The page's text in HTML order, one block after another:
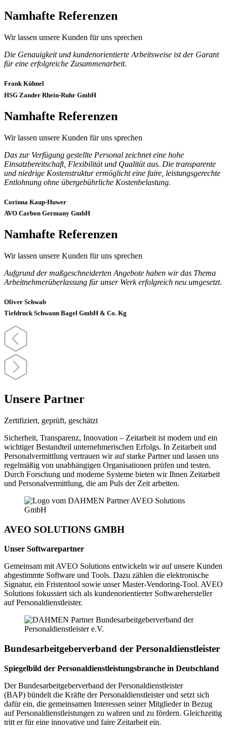
Namhafte Referenzen
Wir lassen unsere Kunden für uns sprechen
Die Genauigkeit und kundenorientierte Arbeitsweise ist der Garant
für eine erfolgreiche Zusammenarbeit.
Frank Kühnel
HSG Zander Rhein-Ruhr GmbH
Namhafte Referenzen
Wir lassen unsere Kunden für uns sprechen
Das zur Verfügung gestellte Personal zeichnet eine hohe
Einsatzbereitschaft, Flexibilität und Qualität aus. Die transparente
und niedrige Kostenstruktur ermöglicht eine faire, leistungsgerechte
Entlohnung ohne übergebührliche Kostenbelastung.
Corinna Kaup-Huwer
AVO Carbon Germany GmbH
Namhafte Referenzen
Wir lassen unsere Kunden für uns sprechen
Aufgrund der maßgeschneiderten Angebote haben wir das Thema
Arbeitnehmerüberlassung für unser Werk erfolgreich neu umgesetzt.
Oliver Schwab
Tiefdruck Schwann Bagel GmbH & Co. Kg
Unsere Partner
Zertifiziert, geprüft, geschätzt
Sicherheit, Transparenz, Innovation – Zeitarbeit ist modern und ein
wichtiger Bestandteil unternehmerischen Erfolgs. In Zeitarbeit und
Personalvermittlung vertrauen wir auf starke Partner und lassen uns
regelmäßig von unabhängigen Organisationen prüfen und testen.
Durch Forschung und moderne Systeme bieten wir Ihnen Zeitarbeit
und Personalvermittlung, die am Puls der Zeit arbeiten.
AVEO SOLUTIONS GMBH
Unser Softwarepartner
Gemeinsam mit AVEO Solutions entwickeln wir auf unsere Kunden
abgestimmte Software und Tools. Dazu zählen die elektronische
Signatur, ein Fristentool sowie unser Master-Vendoring-Tool. AVEO
Solutions fokussiert sich als kundenorientierter Softwarehersteller
auf Personaldienstleister.
Bundesarbeitgeberverband der Personaldienstleister
Spiegelbild der Personaldienstleistungsbranche in Deutschland
Der Bundesarbeitgeberverband der Personaldienstleister
(BAP) bündelt die Kräfte der Personaldienstleister und setzt sich
dafür ein, die gemeinsamen Interessen seiner Mitglieder in Bezug
auf Personaldienstleistungen zu wahren und zu fördern. Gleichzeitig
tritt er für eine innovative und faire Zeitarbeit ein.